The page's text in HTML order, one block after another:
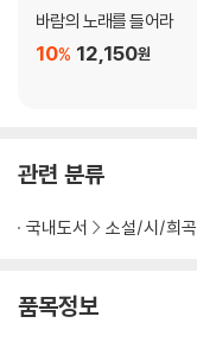
바람의 노래를 들어라
12,150원
10%
관련 분류
국내도서 소설/시/희곡
품목정보